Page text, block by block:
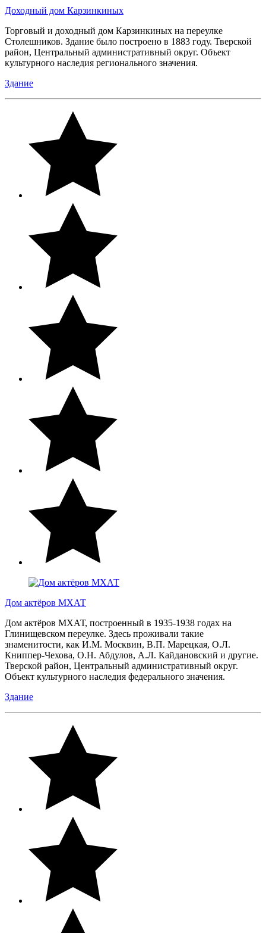
Доходный дом Карзинкиных
Торговый и доходный дом Карзинкиных на переулке
Столешников. Здание было построено в 1883 году. Тверской
район, Центральный административный округ. Объект
культурного наследия регионального значения.
Здание
Дом актёров МХАТ
Дом актёров МХАТ, построенный в 1935-1938 годах на
Глинищевском переулке. Здесь проживали такие
знаменитости, как И.М. Москвин, В.П. Марецкая, О.Л.
Книппер-Чехова, О.Н. Абдулов, А.Л. Кайдановский и другие.
Тверской район, Центральный административный округ.
Объект культурного наследия федерального значения.
Здание